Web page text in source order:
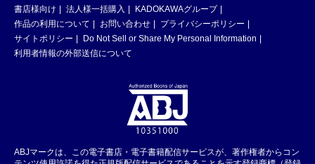
書店様向け
法人様一括購入
KADOKAWAグループ
作品の利用について
お問い合わせ
プライバシーポリシー
サイトポリシー
Do Not Sell or Share My Personal Information
利用者情報の外部送信について
ABJマークは、この電子書店・電子書籍配信サービスが、著作権者からコン